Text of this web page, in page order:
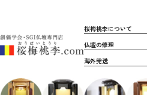
桜梅桃李について
仏壇の修理
海外発送